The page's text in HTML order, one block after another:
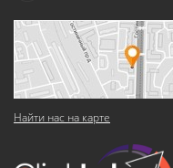
Найти нас на карте